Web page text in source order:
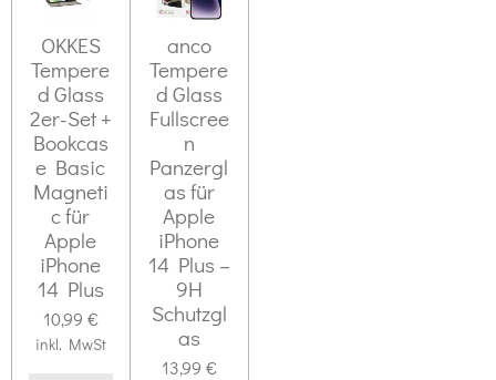
OKKES
Tempere
d Glass
2er-Set +
Bookcas
e Basic
Magneti
c für
Apple
iPhone
14 Plus
10,99 €
inkl. MwSt
anco
Tempere
d Glass
Fullscree
n
Panzergl
as für
Apple
iPhone
14 Plus –
9H
Schutzgl
as
13,99 €